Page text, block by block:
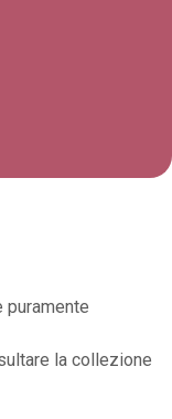
puramente
la collezione